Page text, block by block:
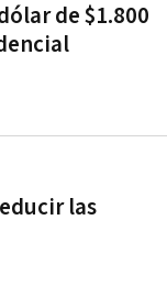
de $1.800
las